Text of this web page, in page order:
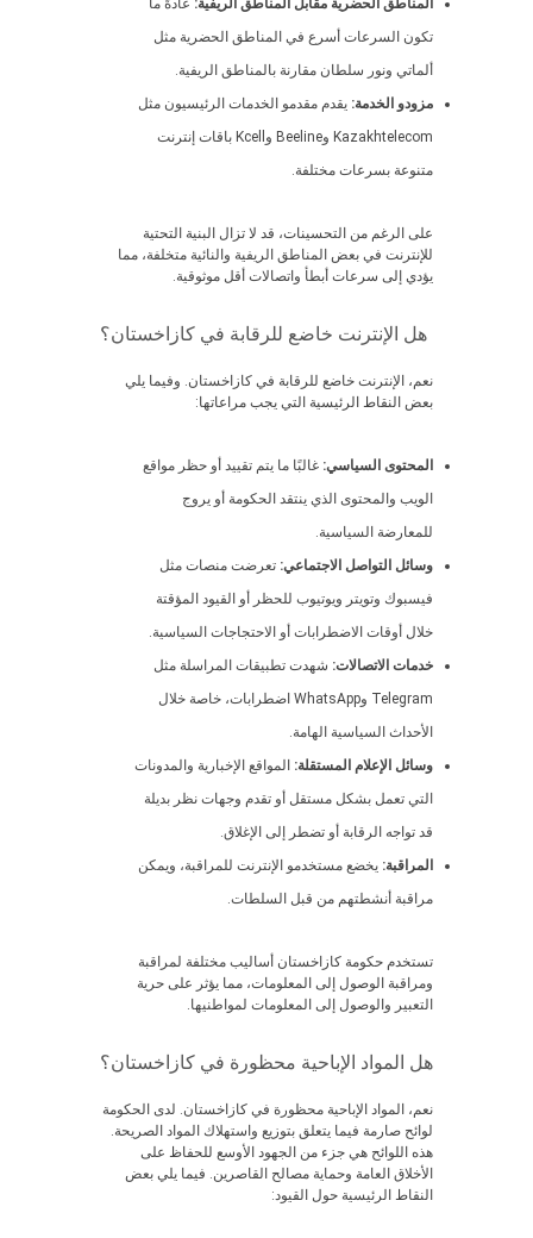
المناطق الحضرية مقابل المناطق الريفية: عادةً ما
تكون السرعات أسرع في المناطق الحضرية مثل
ألماتي ونور سلطان مقارنة بالمناطق الريفية.
مزودو الخدمة: يقدم مقدمو الخدمات الرئيسيون مثل
Kazakhtelecom وBeeline وKcell باقات إنترنت
متنوعة بسرعات مختلفة.
على الرغم من التحسينات، قد لا تزال البنية التحتية
للإنترنت في بعض المناطق الريفية والنائية متخلفة، مما
يؤدي إلى سرعات أبطأ واتصالات أقل موثوقية.
هل الإنترنت خاضع للرقابة في كازاخستان؟
نعم، الإنترنت خاضع للرقابة في كازاخستان. وفيما يلي
بعض النقاط الرئيسية التي يجب مراعاتها:
المحتوى السياسي: غالبًا ما يتم تقييد أو حظر مواقع
الويب والمحتوى الذي ينتقد الحكومة أو يروج
للمعارضة السياسية.
وسائل التواصل الاجتماعي: تعرضت منصات مثل
فيسبوك وتويتر ويوتيوب للحظر أو القيود المؤقتة
خلال أوقات الاضطرابات أو الاحتجاجات السياسية.
خدمات الاتصالات: شهدت تطبيقات المراسلة مثل
Telegram وWhatsApp اضطرابات، خاصة خلال
الأحداث السياسية الهامة.
وسائل الإعلام المستقلة: المواقع الإخبارية والمدونات
التي تعمل بشكل مستقل أو تقدم وجهات نظر بديلة
قد تواجه الرقابة أو تضطر إلى الإغلاق.
المراقبة: يخضع مستخدمو الإنترنت للمراقبة، ويمكن
مراقبة أنشطتهم من قبل السلطات.
تستخدم حكومة كازاخستان أساليب مختلفة لمراقبة
ومراقبة الوصول إلى المعلومات، مما يؤثر على حرية
التعبير والوصول إلى المعلومات لمواطنيها.
هل المواد الإباحية محظورة في كازاخستان؟
نعم، المواد الإباحية محظورة في كازاخستان. لدى الحكومة
لوائح صارمة فيما يتعلق بتوزيع واستهلاك المواد الصريحة.
هذه اللوائح هي جزء من الجهود الأوسع للحفاظ على
الأخلاق العامة وحماية مصالح القاصرين. فيما يلي بعض
النقاط الرئيسية حول القيود: